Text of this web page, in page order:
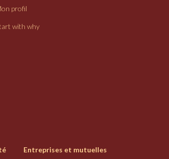
profil
with why
Entreprises et mutuelles